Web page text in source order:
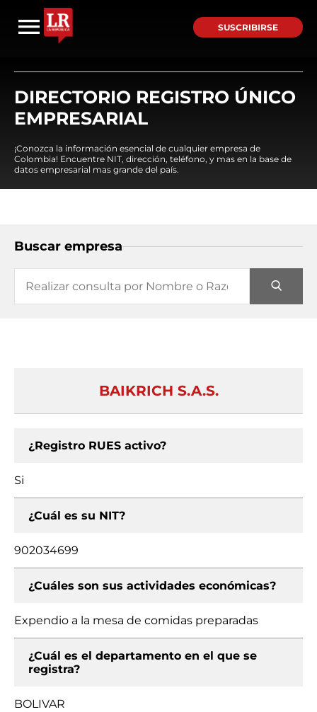
SUSCRIBIRSE
DIRECTORIO REGISTRO ÚNICO
EMPRESARIAL
¡Conozca la información esencial de cualquier empresa de
Colombia! Encuentre NIT, dirección, teléfono, y mas en la base de
datos empresarial mas grande del país.
Buscar empresa
BAIKRICH S.A.S.
¿Registro RUES activo?
Si
¿Cuál es su NIT?
902034699
¿Cuáles son sus actividades económicas?
Expendio a la mesa de comidas preparadas
¿Cuál es el departamento en el que se
registra?
BOLIVAR